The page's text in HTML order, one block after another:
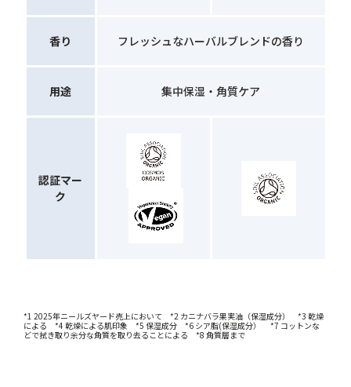
香り フレッシュなハーバルブレンドの香り
用途 集中保湿・角質ケア
認証マー
ク
*1 2025年ニールズヤード売上において *2 カニナバラ果実油（保湿成分） *3 乾燥
による *4 乾燥による肌印象 *5 保湿成分 *6 シア脂(保湿成分） *7 コットンな
どで拭き取り余分な角質を取り去ることによる *8 角質層まで